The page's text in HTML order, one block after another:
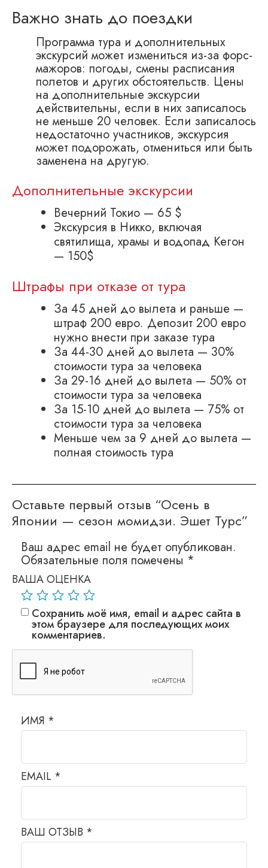
Важно знать до поездки
Программа тура и дополнительных
экскурсий может измениться из-за форс-
мажоров: погоды, смены расписания
полетов и других обстоятельств. Цены
на дополнительные экскурсии
действительны, если в них записалось
не меньше 20 человек. Если записалось
недостаточно участников, экскурсия
может подорожать, отмениться или быть
заменена на другую.
Дополнительные экскурсии
Вечерний Токио — 65 $
Экскурсия в Никко, включая
святилища, храмы и водопад Кегон
— 150$
Штрафы при отказе от тура
За 45 дней до вылета и раньше —
штраф 200 евро. Депозит 200 евро
нужно внести при заказе тура
За 44-30 дней до вылета — 30%
стоимости тура за человека
За 29-16 дней до вылета — 50% от
стоимости тура за человека
За 15-10 дней до вылета — 75% от
стоимости тура за человека
Меньше чем за 9 дней до вылета —
полная стоимость тура
Оставьте первый отзыв “Осень в
Японии — сезон момидзи. Эшет Турс”
Ваш адрес email не будет опубликован.
Обязательные поля помечены *
ВАША ОЦЕНКА
ВАШ ОТЗЫВ *
ИМЯ *
EMAIL *
Сохранить моё имя, email и адрес сайта в
этом браузере для последующих моих
комментариев.